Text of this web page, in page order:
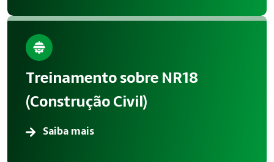
Treinamento sobre NR18
(Construção Civil)
Saiba mais